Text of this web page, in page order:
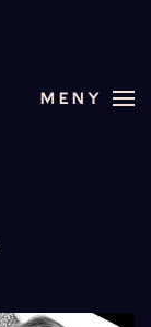
MENY